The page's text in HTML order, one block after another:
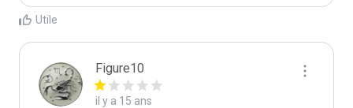
Utile
Figure10
il y a 15 ans